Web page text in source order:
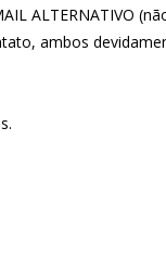
ALTERNATIVO
ambos